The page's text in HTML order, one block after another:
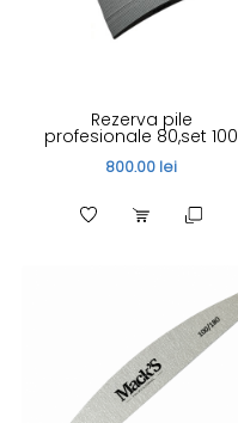
Rezerva pile
profesionale 80,set 100
800.00 lei